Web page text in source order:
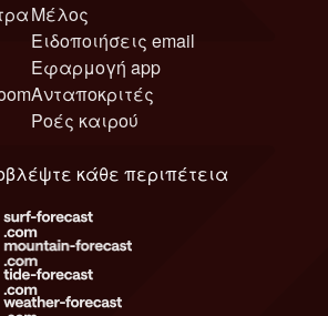
Μέλος
Ειδοποιήσεις email
Εφαρμογή app
Ανταποκριτές
Ροές καιρού
κάθε περιπέτεια